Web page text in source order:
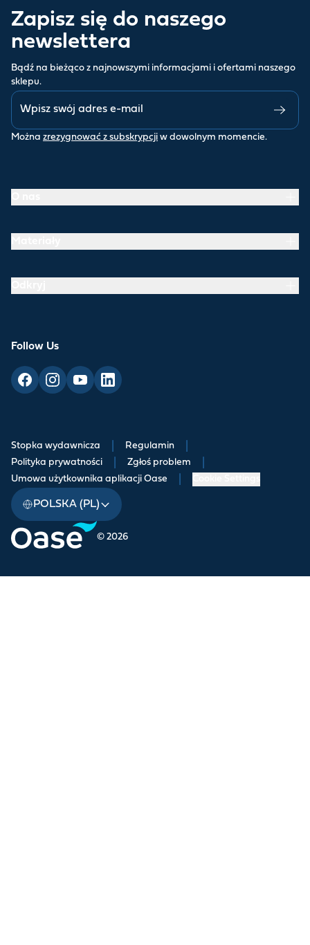
Zapisz się do naszego
newslettera
Bądź na bieżąco z najnowszymi informacjami i ofertami naszego
sklepu.
Można zrezygnować z subskrypcji w dowolnym momencie.
Follow Us
© 2026
Stopka wydawnicza Regulamin
Polityka prywatności Zgłoś problem
Umowa użytkownika aplikacji Oase
POLSKA (PL)